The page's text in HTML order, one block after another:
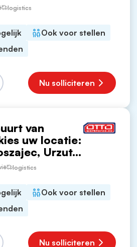
logistics
Ook voor stellen
Nu solliciteren
van
uw locatie:
Urzut...
logistics
Ook voor stellen
Nu solliciteren